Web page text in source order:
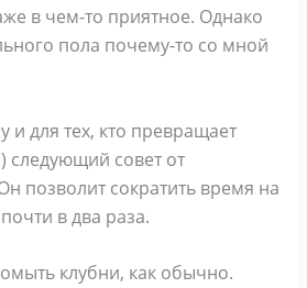
в чем-то приятное. Однако
пола почему-то со мной
и для тех, кто превращает
следующий совет от
позволит сократить время на
в два раза.
клубни, как обычно.